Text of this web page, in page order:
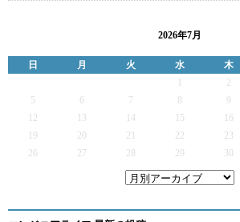
2026年7月
日 月 火 水 木
2
5
6 7 9
12
13 14 15 16
19
20 21 22 23
26
27 28 29 30